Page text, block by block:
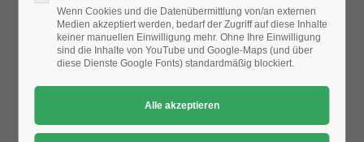
We offer support for our customers
Mon - Fri 8:00am - 5:00pm(GMT +1)
Get in touch
nicht angezeigt.
Bitte ändern Sie dieDatenschutz-Einstellungen, indem Sie
auch "externe Medien" zulassen.
Wenn Cookies und die Datenübermittlung von/an externen
Medien akzeptiert werden, bedarf der Zugriff auf diese Inhalte
keiner manuellen Einwilligung mehr. Ohne Ihre Einwilligung
sind die Inhalte von YouTube und Google-Maps (und über
diese Dienste Google Fonts) standardmäßig blockiert.